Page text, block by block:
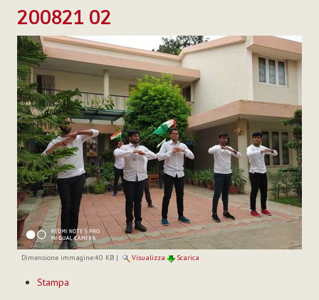
MISSIONE
NEF
MEDIATECA
P. AUGUSTO ETCHECOPAR
200821 02
Dimensione immagine:40 KB| Visualizza Scarica
sul
Stampa